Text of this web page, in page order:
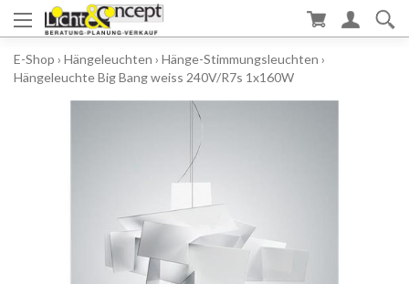
E-Shop › Hängeleuchten › Hänge-Stimmungsleuchten ›
Hängeleuchte Big Bang weiss 240V/R7s 1x160W